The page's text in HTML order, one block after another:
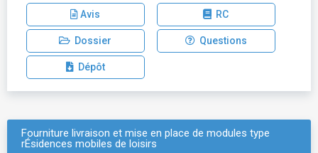
Avis RC
Dossier Questions
Dépôt
Fourniture livraison et mise en place de modules type
rÉsidences mobiles de loisirs